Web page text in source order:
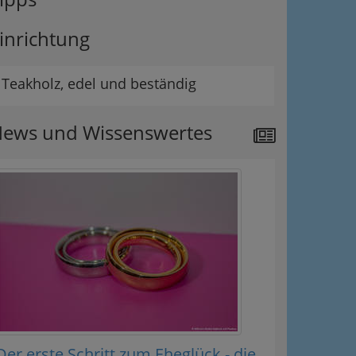
Teakholz, edel und beständig
und Wissenswertes